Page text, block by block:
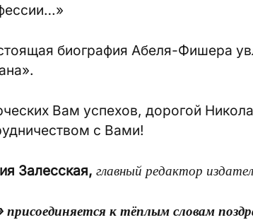
биография Абеля-Фишера
Вам успехов, дорогой
с Вами!
Залесская, главный редактор
присоединяется к тёплым словам